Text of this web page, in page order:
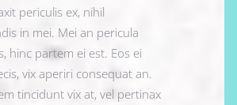
periculis ex, nihil
in mei. Mei an pericula
hinc partem ei est. Eos ei
vix aperiri consequat an.
tincidunt vix at, vel pertinax